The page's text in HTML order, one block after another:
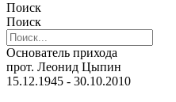
Поиск
Поиск
Основатель прихода
прот. Леонид Цыпин
15.12.1945 - 30.10.2010